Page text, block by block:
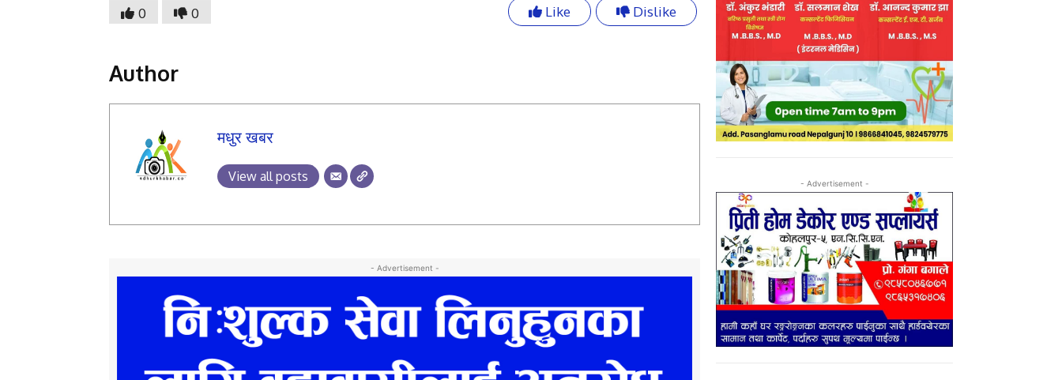
0 0 Like Dislike
Author
मधुर खबर
View all posts
- Advertisement -
- Advertisement -